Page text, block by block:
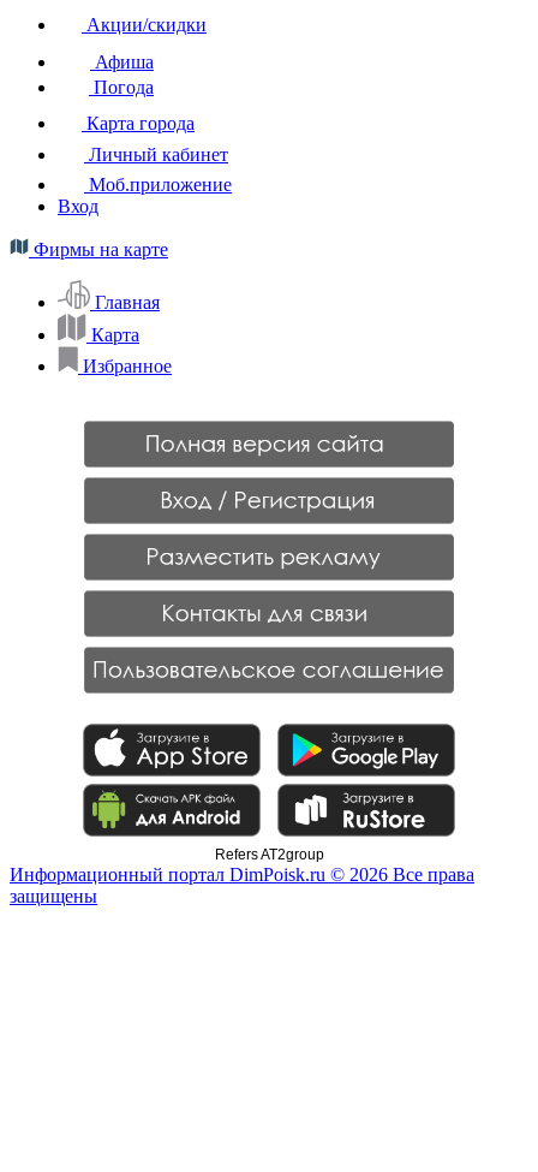
Акции/скидки
Афиша
Погода
Карта города
Личный кабинет
Моб.приложение
Вход
Фирмы на карте
Главная
Карта
Избранное
Refers AT2group
Информационный портал DimPoisk.ru © 2026 Все права
защищены